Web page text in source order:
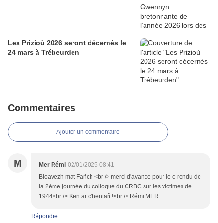
Les Prizioù 2026 seront décernés le
24 mars à Trébeurden
Commentaires
Ajouter un commentaire
M Mer Rémi 02/01/2025 08:41
Bloavezh mat Fañch <br /> merci d'avance pour le c-rendu de
la 2ème journée du colloque du CRBC sur les victimes de
1944<br /> Ken ar c'hentañ !<br /> Rémi MER
Répondre